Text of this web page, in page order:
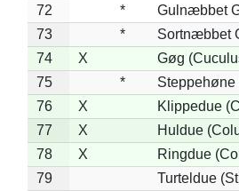
72
*
Gulnæbbet
73
*
Sortnæbbet
74
X
Gøg
75
*
Steppehøne
76
X
Klippedue
77
X
Huldue
78
X
Ringdue
79
Turteldue